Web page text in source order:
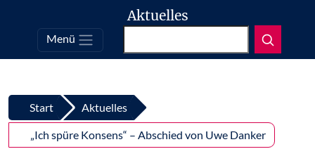
Top
Zum Inhalt springen
Aktuelles
Menü
Start Aktuelles
„Ich spüre Konsens“ – Abschied von Uwe Danker